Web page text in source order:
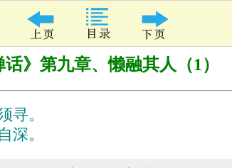
话》第九章、懒融其人（1）
寻。
深。